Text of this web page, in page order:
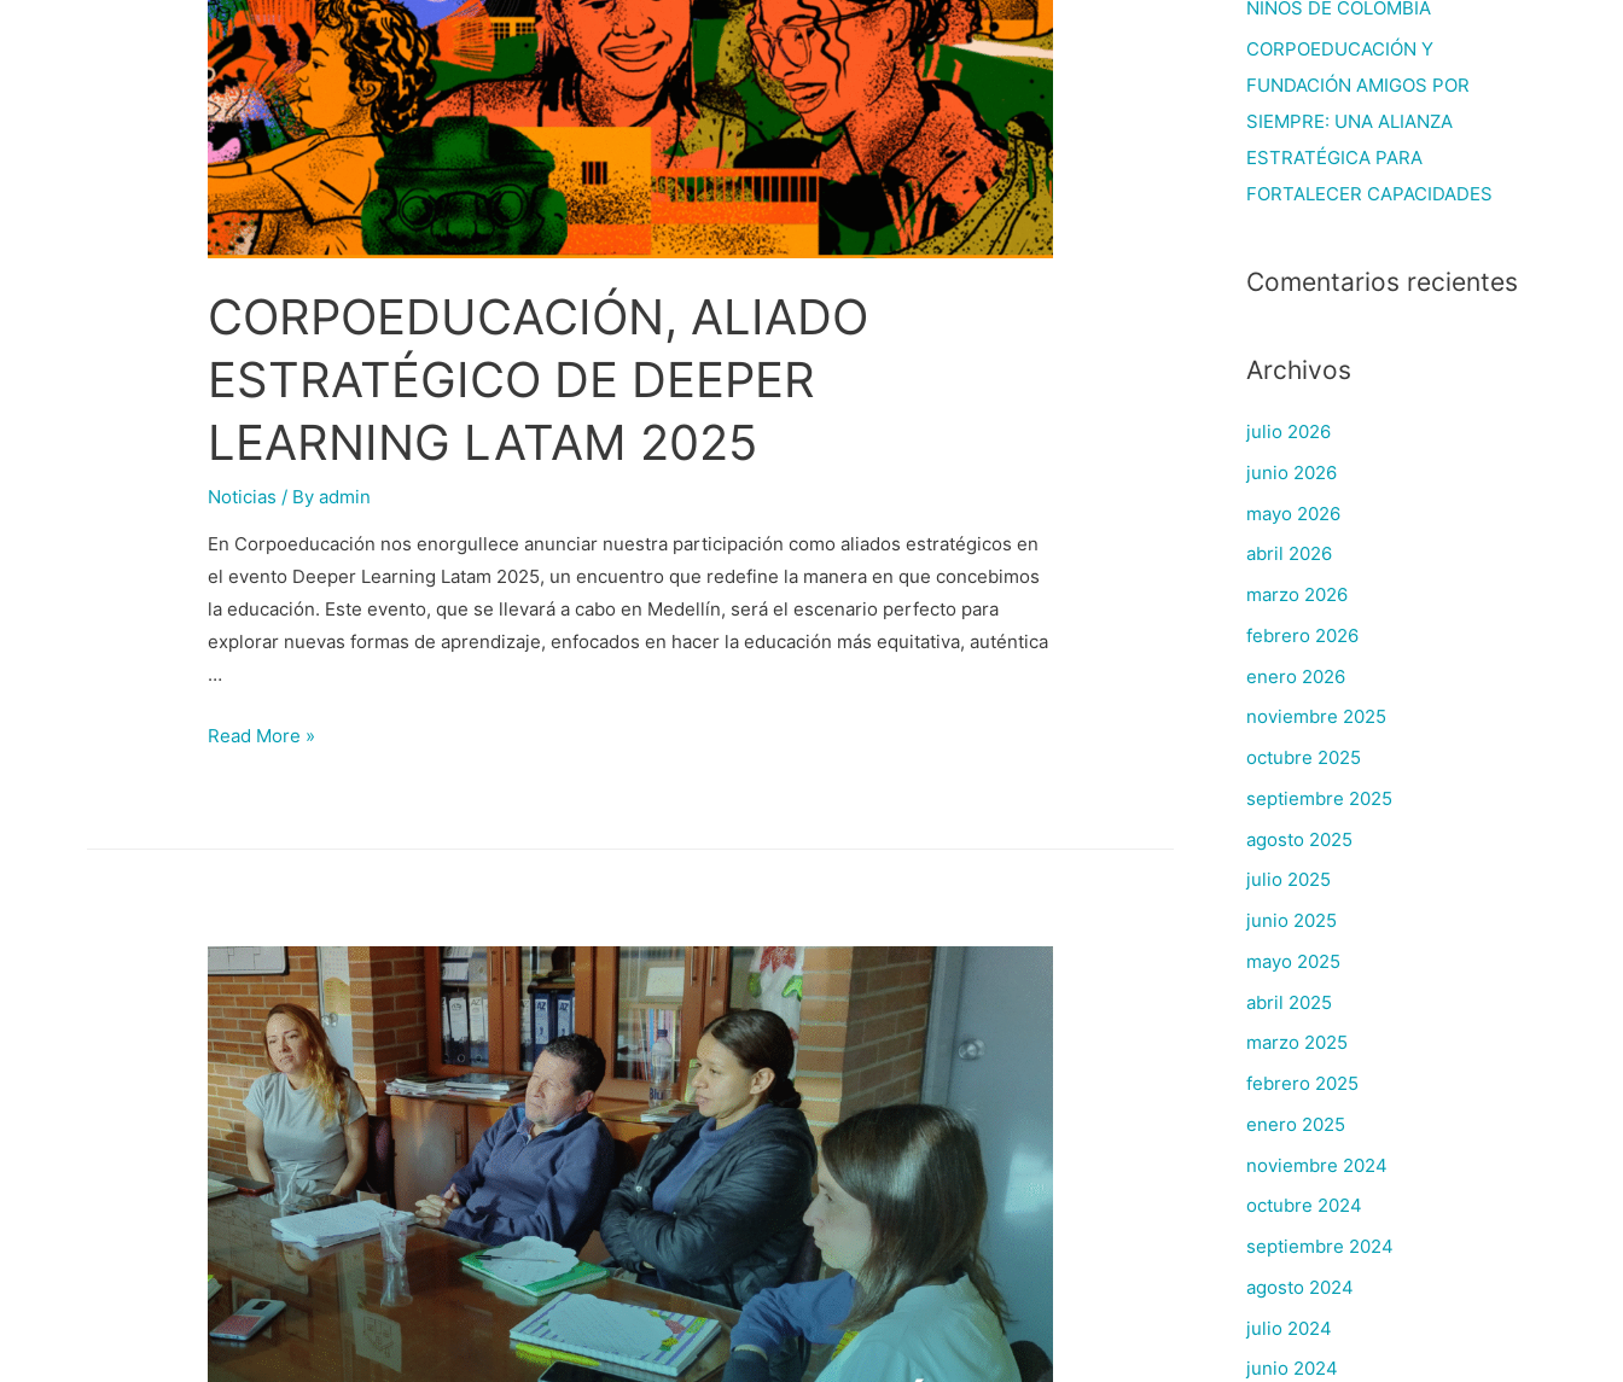
CORPOEDUCACIÓN, ALIADO
ESTRATÉGICO DE DEEPER
LEARNING LATAM 2025
Noticias / Byadmin
En Corpoeducación nos enorgullece anunciar nuestra participación como aliados estratégicos en
el evento Deeper Learning Latam 2025, un encuentro que redefine la manera en que concebimos
la educación. Este evento, que se llevará a cabo en Medellín, será el escenario perfecto para
explorar nuevas formas de aprendizaje, enfocados en hacer la educación más equitativa, auténtica
…
Read More »
NIÑOS DE COLOMBIA
CORPOEDUCACIÓN Y
FUNDACIÓN AMIGOS POR
SIEMPRE: UNA ALIANZA
ESTRATÉGICA PARA
FORTALECER CAPACIDADES
Comentarios recientes
Archivos
julio 2026
junio 2026
mayo 2026
abril 2026
marzo 2026
febrero 2026
enero 2026
noviembre 2025
octubre 2025
septiembre 2025
agosto 2025
julio 2025
junio 2025
mayo 2025
abril 2025
marzo 2025
febrero 2025
enero 2025
noviembre 2024
octubre 2024
septiembre 2024
agosto 2024
julio 2024
junio 2024